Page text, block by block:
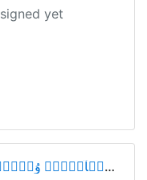
yet
شۣۗـۙبۣۗـۙآبۣۗـۙ وُصۣۗـۙبۣۗـۙآيۣۗہآ آلَعۣۗـۙربۣۗـۙ ❤